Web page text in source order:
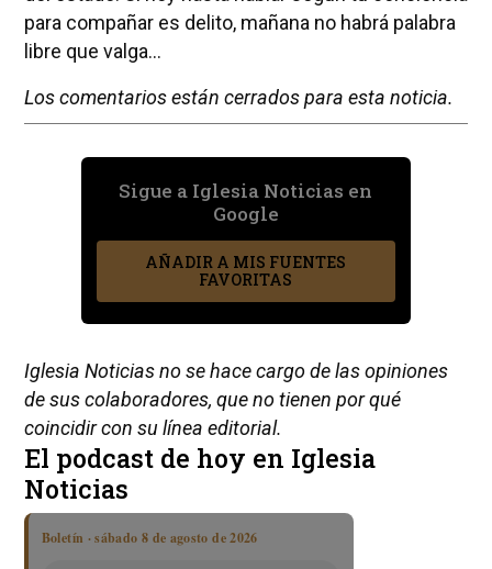
para compañar es delito, mañana no habrá palabra
libre que valga...
Los comentarios están cerrados para esta noticia.
Sigue a Iglesia Noticias en
Google
AÑADIR A MIS FUENTES
FAVORITAS
Iglesia Noticias no se hace cargo de las opiniones
de sus colaboradores, que no tienen por qué
coincidir con su línea editorial.
El podcast de hoy en Iglesia
Noticias
Boletín · sábado 8 de agosto de 2026